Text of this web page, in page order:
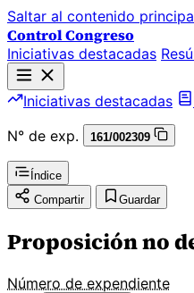
Saltar al contenido
Control Congreso
Iniciativas destacadas
Iniciativas destacadas
N° de exp.
161/002309
Índice
Compartir
Guardar
Proposición no
Número de expendiente